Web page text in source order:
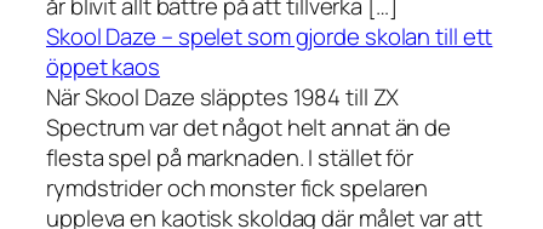
Skool Daze – spelet som gjorde skolan till ett
öppet kaos
När Skool Daze släpptes 1984 till ZX
Spectrum var det något helt annat än de
flesta spel på marknaden. I stället för
rymdstrider och monster fick spelaren
uppleva en kaotisk skoldag där målet var att